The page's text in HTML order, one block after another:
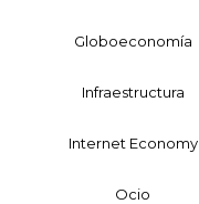
Globoeconomía
Infraestructura
Internet Economy
Ocio